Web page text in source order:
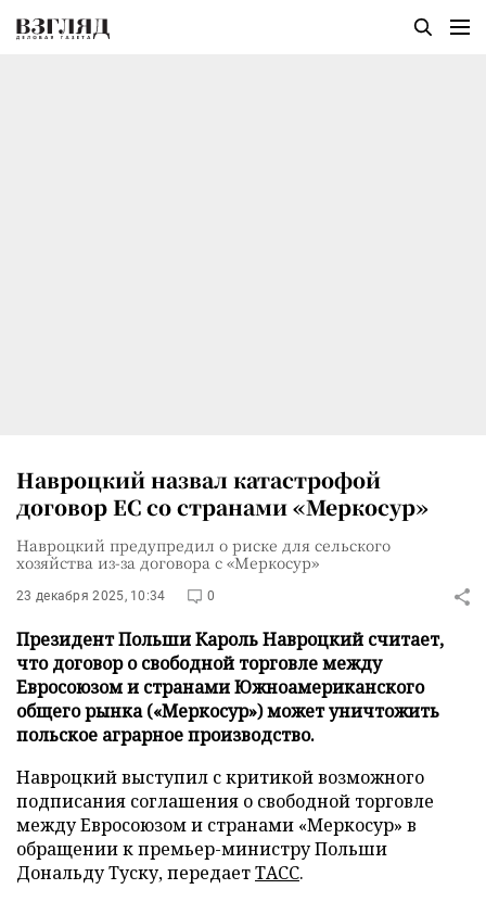
Навроцкий назвал катастрофой
договор ЕС со странами «Меркосур»
Навроцкий предупредил о риске для сельского
хозяйства из-за договора с «Меркосур»
23 декабря 2025, 10:34 0
Президент Польши Кароль Навроцкий считает,
что договор о свободной торговле между
Евросоюзом и странами Южноамериканского
общего рынка («Меркосур») может уничтожить
польское аграрное производство.
Навроцкий выступил с критикой возможного
подписания соглашения о свободной торговле
между Евросоюзом и странами «Меркосур» в
обращении к премьер-министру Польши
Дональду Туску, передаетТАСС.